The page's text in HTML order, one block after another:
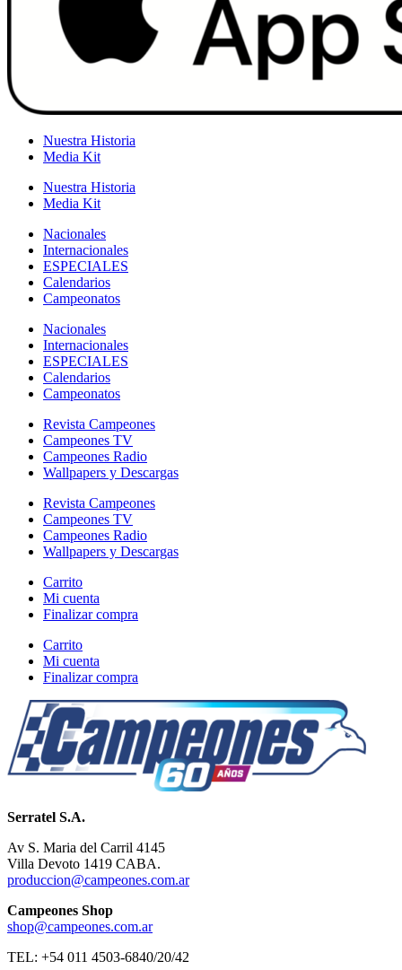
Nuestra Historia
Media Kit
Nuestra Historia
Media Kit
Nacionales
Internacionales
ESPECIALES
Calendarios
Campeonatos
Nacionales
Internacionales
ESPECIALES
Calendarios
Campeonatos
Revista Campeones
Campeones TV
Campeones Radio
Wallpapers y Descargas
Revista Campeones
Campeones TV
Campeones Radio
Wallpapers y Descargas
Carrito
Mi cuenta
Finalizar compra
Carrito
Mi cuenta
Finalizar compra
Serratel S.A.
Av S. Maria del Carril 4145
Villa Devoto 1419 CABA.
produccion@campeones.com.ar
Campeones Shop
shop@campeones.com.ar
TEL: +54 011 4503-6840/20/42